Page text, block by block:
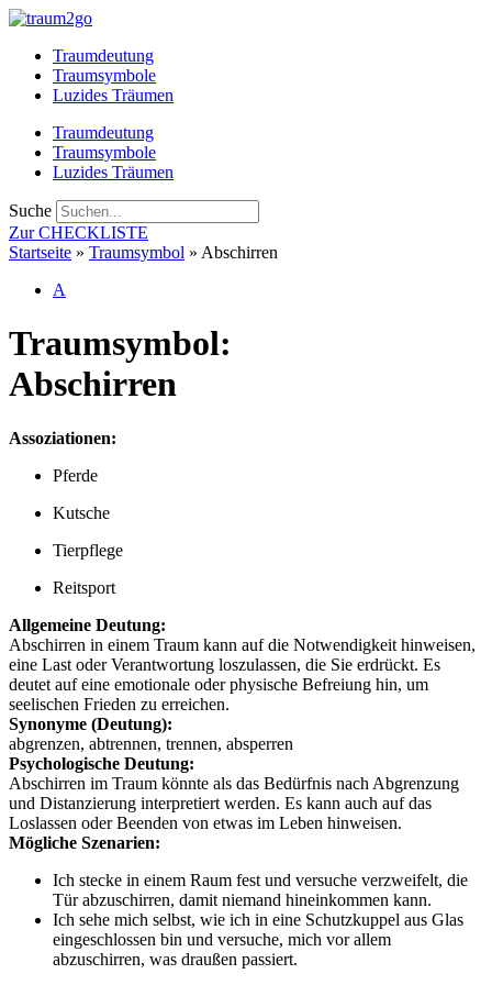
Zum
springenTraumdeutung
Traumsymbole
Luzides Träumen
Traumdeutung
Traumsymbole
Luzides Träumen
Suche
Zur CHECKLISTE
Startseite » Traumsymbol » Abschirren
A
Traumsymbol:
Abschirren
Assoziationen:
Pferde
Kutsche
Tierpflege
Reitsport
Allgemeine Deutung:
Abschirren in einem Traum kann auf die Notwendigkeit hinweisen,
eine Last oder Verantwortung loszulassen, die Sie erdrückt. Es
deutet auf eine emotionale oder physische Befreiung hin, um
seelischen Frieden zu erreichen.
Synonyme (Deutung):
abgrenzen, abtrennen, trennen, absperren
Psychologische Deutung:
Abschirren im Traum könnte als das Bedürfnis nach Abgrenzung
und Distanzierung interpretiert werden. Es kann auch auf das
Loslassen oder Beenden von etwas im Leben hinweisen.
Mögliche Szenarien:
Ich stecke in einem Raum fest und versuche verzweifelt, die
Tür abzuschirren, damit niemand hineinkommen kann.
Ich sehe mich selbst, wie ich in eine Schutzkuppel aus Glas
eingeschlossen bin und versuche, mich vor allem
abzuschirren, was draußen passiert.